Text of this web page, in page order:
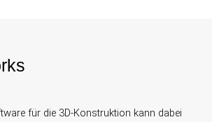
für die 3D-Konstruktion kann dabei